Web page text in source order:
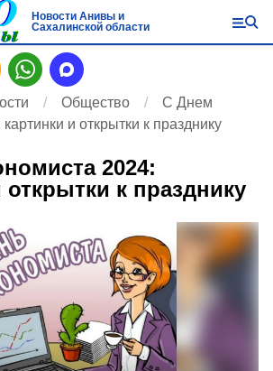
Новости Анивы и
Сахалинской области
Общество
С Днем
и открытки к празднику
2024:
открытки к празднику